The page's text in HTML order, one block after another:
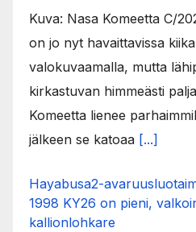
Kuva: Nasa Komeetta C/
on jo nyt havaittavissa
valokuvaamalla, mutta
kirkastuvan himmeästi
Komeetta lienee
jälkeen se katoaa [...]
Hayabusa2-
1998 KY26 on pieni,
kallionlohkare